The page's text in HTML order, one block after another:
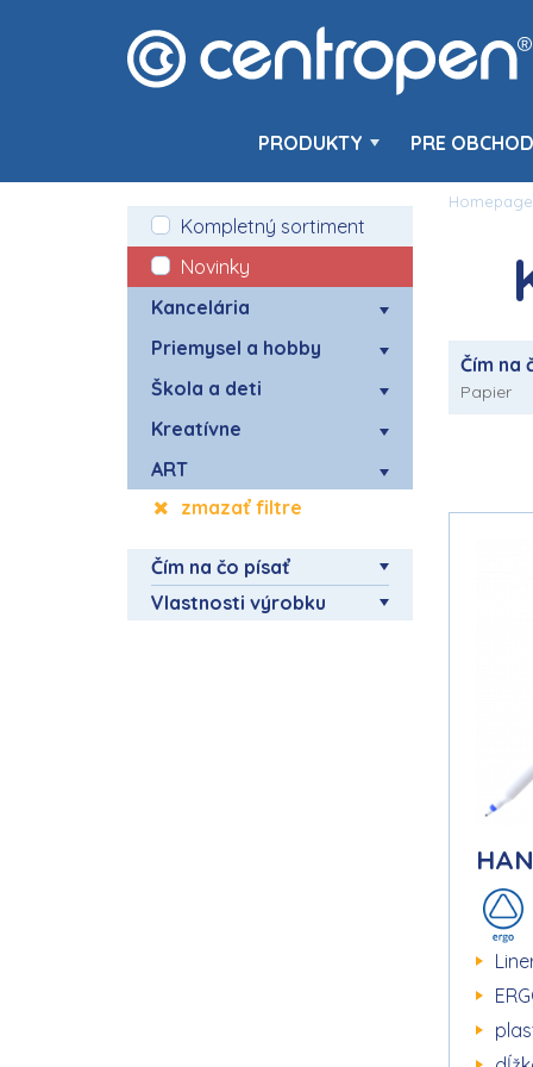
PRODUKTY PRE
Kompletný sortiment
Novinky
Kancelária
Priemysel a hobby
Škola a deti
Kreatívne
ART
zmazať filtre
Čím na čo písať
Vlastnosti výrobku
Homepage
Čím na
Papier